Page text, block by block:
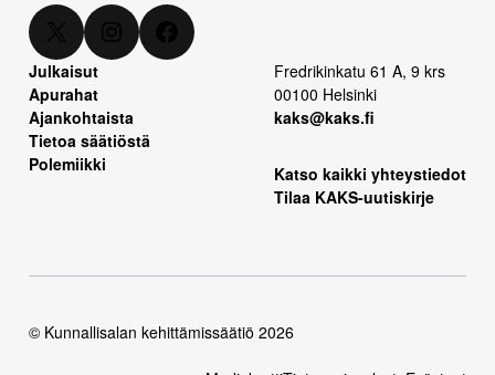
X Instagram Facebook
Julkaisut
Apurahat
Ajankohtaista
Tietoa säätiöstä
Polemiikki
Fredrikinkatu 61 A, 9 krs
00100 Helsinki
kaks@kaks.fi
Katso kaikki yhteystiedot
Tilaa KAKS-uutiskirje
© Kunnallisalan kehittämissäätiö 2026